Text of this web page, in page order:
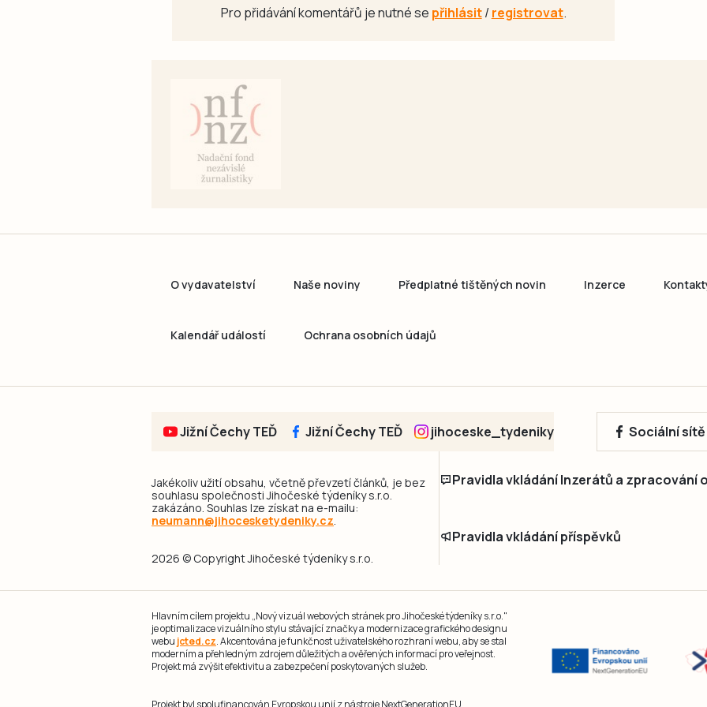
Pro přidávání komentářů je nutné se přihlásit/registrovat.
O vydavatelství Naše noviny Předplatné tištěných novin Inzerce
Kalendář událostí Ochrana osobních údajů
Jižní Čechy TEĎ Jižní Čechy TEĎ jihoceske_tydeniky Sociální
Jakékoliv užití obsahu, včetně převzetí článků, je bez
souhlasu společnosti Jihočeské týdeníky s.r.o.
zakázáno. Souhlas lze získat na e-mailu:
neumann@jihocesketydeniky.cz.
2026 © Copyright Jihočeské týdeníky s.r.o.
Pravidla vkládání Inzerátů a zpracování
Pravidla vkládání příspěvků
Hlavním cílem projektu „Nový vizuál webových stránek pro Jihočeské týdeníky s.r.o."
je optimalizace vizuálního stylu stávající značky a modernizace grafického designu
webu jcted.cz. Akcentována je funkčnost uživatelského rozhraní webu, aby se stal
moderním a přehledným zdrojem důležitých a ověřených informací pro veřejnost.
Projekt má zvýšit efektivitu a zabezpečení poskytovaných služeb.
Projekt byl spolufinancován Evropskou unií z nástroje NextGenerationEU.